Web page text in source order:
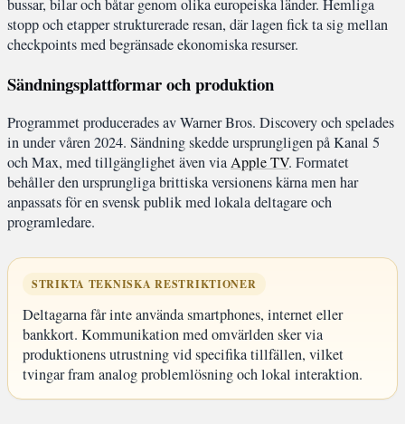
bussar, bilar och båtar genom olika europeiska länder. Hemliga
stopp och etapper strukturerade resan, där lagen fick ta sig mellan
checkpoints med begränsade ekonomiska resurser.
Sändningsplattformar och produktion
Programmet producerades av Warner Bros. Discovery och spelades
in under våren 2024. Sändning skedde ursprungligen på Kanal 5
och Max, med tillgänglighet även viaApple TV. Formatet
behåller den ursprungliga brittiska versionens kärna men har
anpassats för en svensk publik med lokala deltagare och
programledare.
STRIKTA TEKNISKA RESTRIKTIONER
Deltagarna får inte använda smartphones, internet eller
bankkort. Kommunikation med omvärlden sker via
produktionens utrustning vid specifika tillfällen, vilket
tvingar fram analog problemlösning och lokal interaktion.